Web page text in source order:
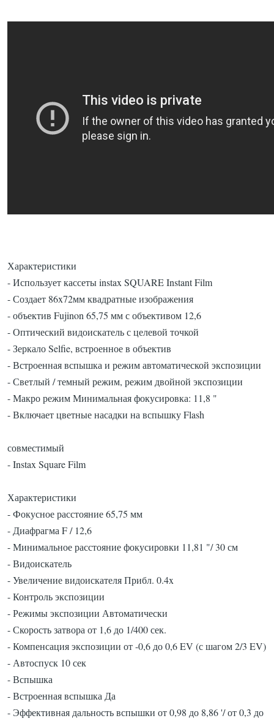
Характеристики
- Использует кассеты instax SQUARE Instant Film
- Создает 86x72ммквадратные изображения
- объектив Fujinon 65,75 мм с объективом 12,6
- Оптический видоискатель с целевой точкой
- Зеркало Selfie, встроенное в объектив
- Встроенная вспышка и режим автоматической экспозиции
- Светлый / темный режим, режим двойной экспозиции
- Макро режим Минимальная фокусировка: 11,8 "
- Включает цветные насадки на вспышку Flash
совместимый
- Instax Square Film
Характеристики
- Фокусное расстояние 65,75 мм
- Диафрагма F / 12,6
- Минимальное расстояние фокусировки 11,81 "/ 30 см
- Видоискатель
- Увеличение видоискателя Прибл. 0.4x
- Контроль экспозиции
- Режимы экспозиции Автоматически
- Скорость затвора от 1,6 до 1/400 сек.
- Компенсация экспозиции от -0,6 до 0,6 EV (с шагом 2/3 EV)
- Автоспуск 10 сек
- Вспышка
- Встроенная вспышка Да
- Эффективная дальность вспышки от 0,98 до 8,86 '/ от 0,3 до